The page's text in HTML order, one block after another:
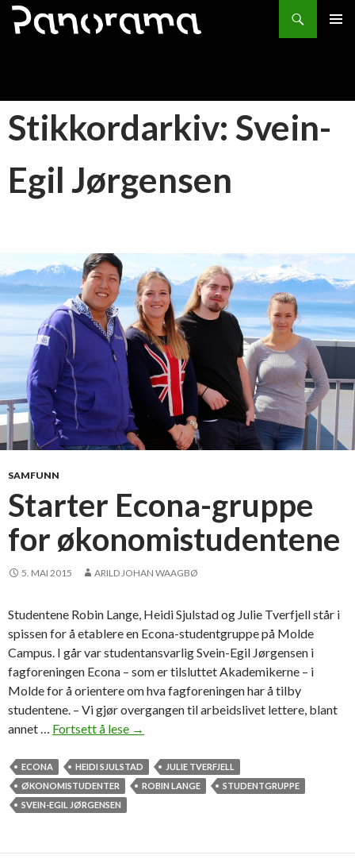
Søk
HOPP
Stikkordarkiv: Svein-
Egil Jørgensen
SAMFUNN
Starter Econa-gruppe
for økonomistudentene
5. MAI 2015 ARILD JOHAN WAAGBØ
Studentene Robin Lange, Heidi Sjulstad og Julie Tverfjell står i
spissen for å etablere en Econa-studentgruppe på Molde
Campus. I går var studentansvarlig Svein-Egil Jørgensen i
fagforeningen Econa – som er tilsluttet Akademikerne – i
Molde for å orientere om hva fagforeningen har å tilby
studentene. – Vi gjør overgangen til arbeidslivet lettere, blant
annet … Fortsett å lese S
a
r
→
ECONA HEIDI SJULSTAD
JULIE TVERFJELL
ØKONOMISTUDENTER
ROBIN LANGE
STUDENTGRUPPE
SVEIN-EGIL JØRGENSEN